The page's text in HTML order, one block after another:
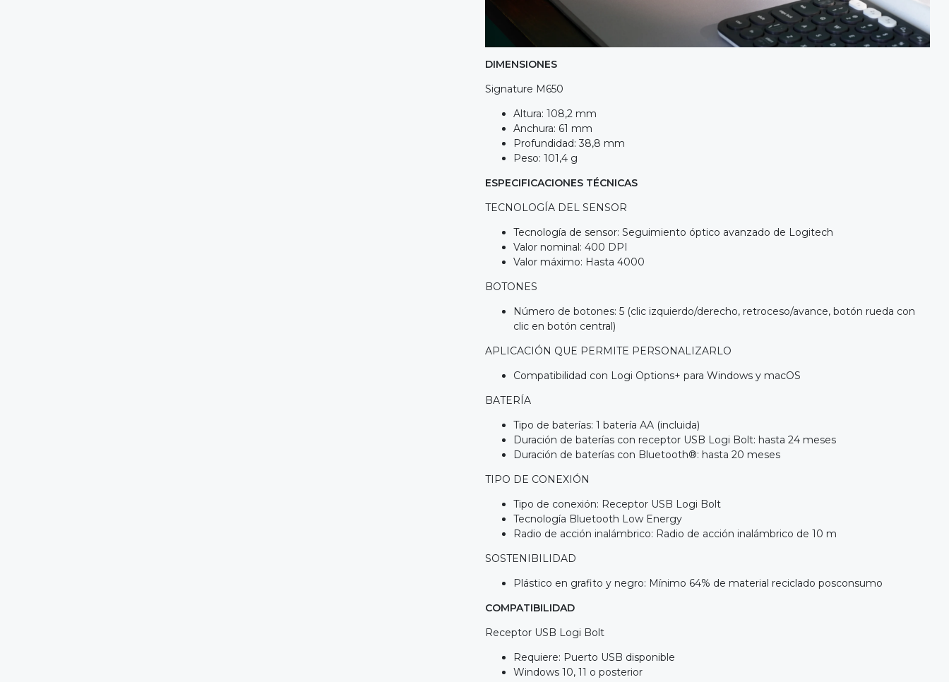
DIMENSIONES
Signature M650
Altura: 108,2 mm
Anchura: 61 mm
Profundidad: 38,8 mm
Peso: 101,4 g
ESPECIFICACIONES TÉCNICAS
TECNOLOGÍA DEL SENSOR
Tecnología de sensor: Seguimiento óptico avanzado de Logitech
Valor nominal: 400 DPI
Valor máximo: Hasta 4000
BOTONES
Número de botones: 5 (clic izquierdo/derecho, retroceso/avance, botón rueda con
clic en botón central)
APLICACIÓN QUE PERMITE PERSONALIZARLO
Compatibilidad con Logi Options+ para Windows y macOS
BATERÍA
Tipo de baterías: 1 batería AA (incluida)
Duración de baterías con receptor USB Logi Bolt: hasta 24 meses
Duración de baterías con Bluetooth®: hasta 20 meses
TIPO DE CONEXIÓN
Tipo de conexión: Receptor USB Logi Bolt
Tecnología Bluetooth Low Energy
Radio de acción inalámbrico: Radio de acción inalámbrico de 10 m
SOSTENIBILIDAD
Plástico en grafito y negro: Mínimo 64% de material reciclado posconsumo
COMPATIBILIDAD
Receptor USB Logi Bolt
Requiere: Puerto USB disponible
Windows 10, 11 o posterior